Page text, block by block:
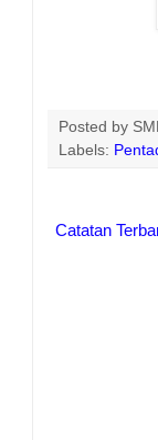
Posted by
Labels:
Catatan